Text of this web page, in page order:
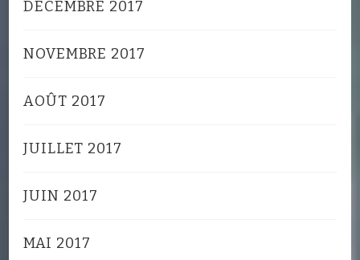
DÉCEMBRE 2017
NOVEMBRE 2017
AOÛT 2017
JUILLET 2017
JUIN 2017
MAI 2017